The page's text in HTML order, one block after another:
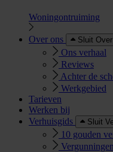
Woningontruiming
Over ons Sluit
Ons verhaal
Reviews
Achter de
Werkgebied
Tarieven
Werken bij
Verhuisgids
Sluit
10 gouden
Vergunningen